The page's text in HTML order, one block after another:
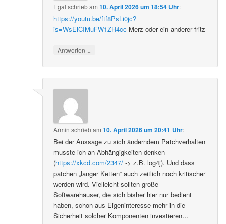
Egal schriebam10. April 2026 um 18:54 Uhr:
https://youtu.be/ftf8PsLi0jc?
is=WsEiCIMuFW1ZH4cc Merz oder ein anderer fritz
Antworten ↓
Armin schriebam10. April 2026 um 20:41 Uhr:
Bei der Aussage zu sich änderndem Patchverhalten
musste ich an Abhängigkeiten denken
(https://xkcd.com/2347/ -> z.B. log4j). Und dass
patchen „langer Ketten“ auch zeitlich noch kritischer
werden wird. Vielleicht sollten große
Softwarehäuser, die sich bisher hier nur bedient
haben, schon aus Eigeninteresse mehr in die
Sicherheit solcher Komponenten investieren…